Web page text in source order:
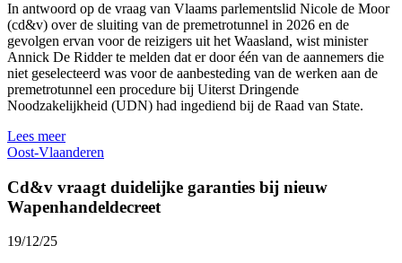
In antwoord op de vraag van Vlaams parlementslid Nicole de Moor
(cd&v) over de sluiting van de premetrotunnel in 2026 en de
gevolgen ervan voor de reizigers uit het Waasland, wist minister
Annick De Ridder te melden dat er door één van de aannemers die
niet geselecteerd was voor de aanbesteding van de werken aan de
premetrotunnel een procedure bij Uiterst Dringende
Noodzakelijkheid (UDN) had ingediend bij de Raad van State.
Lees meer
Oost-Vlaanderen
Cd&v vraagt duidelijke garanties bij nieuw
Wapenhandeldecreet
19/12/25